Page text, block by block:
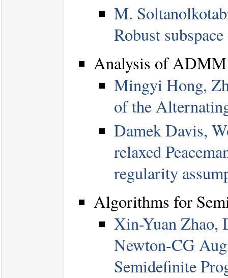
M.
Robust
Analysis of ADMM
Mingyi Hong,
of the
Damek Davis,
relaxed
regularity
Algorithms for
Xin-Yuan Zhao,
Newton-CG
Semidefinite